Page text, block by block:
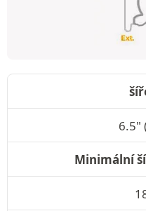
6.5"
Minimální